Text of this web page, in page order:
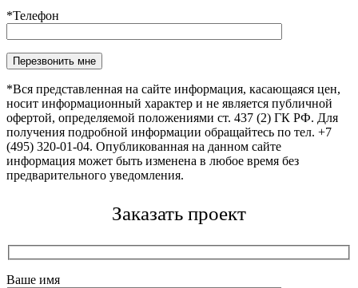
*Телефон
Оставьте это поле пустым.
*Вся представленная на сайте информация, касающаяся цен,
носит информационный характер и не является публичной
офертой, определяемой положениями ст. 437 (2) ГК РФ. Для
получения подробной информации обращайтесь по тел. +7
(495) 320-01-04. Опубликованная на данном сайте
информация может быть изменена в любое время без
предварительного уведомления.
Заказать проект
Ваше имя